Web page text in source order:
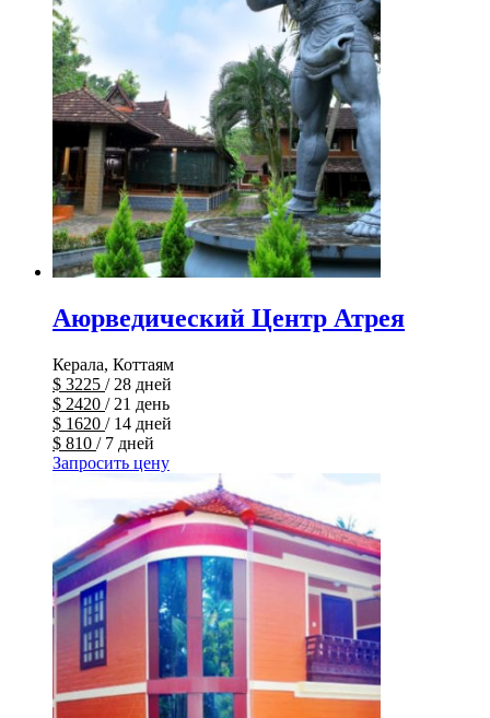
Аюрведический Центр Атрея
Керала, Коттаям
$ 3225 / 28 дней
$ 2420 / 21 день
$ 1620 / 14 дней
$ 810 / 7 дней
Запросить цену